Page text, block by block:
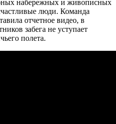
набережных и живописных
люди. Команда
отчетное видео, в
забега не уступает
полета.